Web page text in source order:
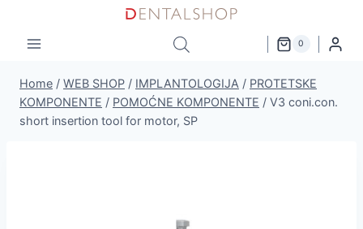
content
0
Home / WEB SHOP / IMPLANTOLOGIJA / PROTETSKE
KOMPONENTE / POMOĆNE KOMPONENTE / V3 coni.con.
short insertion tool for motor, SP